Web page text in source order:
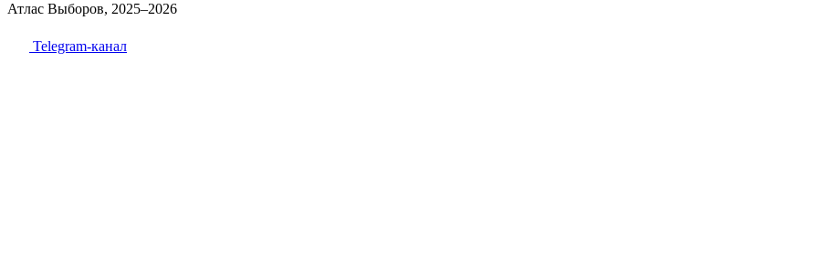
Атлас Выборов, 2025–2026
Telegram-канал